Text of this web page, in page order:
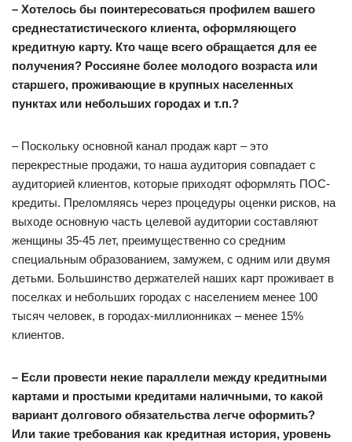
– Хотелось бы поинтересоваться профилем вашего
среднестатистического клиента, оформляющего
кредитную карту. Кто чаще всего обращается для ее
получения? Россияне более молодого возраста или
старшего, проживающие в крупных населенных
пунктах или небольших городах и т.п.?
– Поскольку основной канал продаж карт – это
перекрестные продажи, то наша аудитория совпадает с
аудиторией клиентов, которые приходят оформлять ПОС-
кредиты. Преломляясь через процедуры оценки рисков, на
выходе основную часть целевой аудитории составляют
женщины 35-45 лет, преимущественно со средним
специальным образованием, замужем, с одним или двумя
детьми. Большинство держателей наших карт проживает в
поселках и небольших городах с населением менее 100
тысяч человек, в городах-миллионниках – менее 15%
клиентов.
– Если провести некие параллели между кредитными
картами и простыми кредитами наличными, то какой
вариант долгового обязательства легче оформить?
Или такие требования как кредитная история, уровень